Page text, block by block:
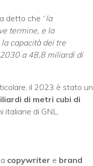
detto che “la
termine, e la
capacità dei tre
a 48,8 miliardi di
il 2023 è stato un
di metri cubi di
di GNL.
, a copywriter e brand